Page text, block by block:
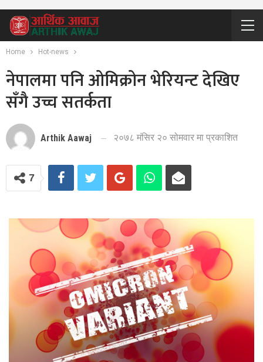
Home Hot-news
नेपालमा पनि ओमिक्रोन भेरियन्ट देखिए
सँगै उच्च सतर्कता
Arthik Aawaj २०७८ मंसिर २० सोमवार मा प्रकाशित
7